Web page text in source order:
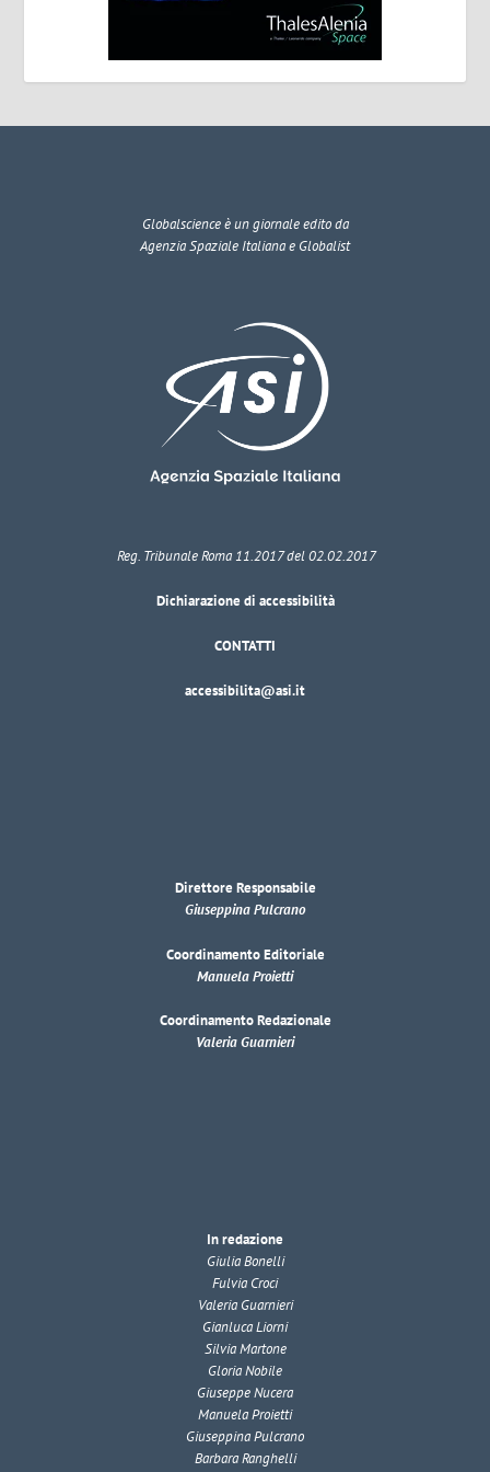
Globalscienceè un giornale edito da
Agenzia Spaziale Italiana e Globalist
Reg. Tribunale Roma 11.2017 del 02.02.2017
Dichiarazione di accessibilità
CONTATTI
accessibilita@asi.it
Direttore Responsabile
Giuseppina Pulcrano
Coordinamento Editoriale
Manuela Proietti
Coordinamento Redazionale
Valeria Guarnieri
In redazione
Giulia Bonelli
Fulvia Croci
Valeria Guarnieri
Gianluca Liorni
Silvia Martone
Gloria Nobile
Giuseppe Nucera
Manuela Proietti
Giuseppina Pulcrano
Barbara Ranghelli